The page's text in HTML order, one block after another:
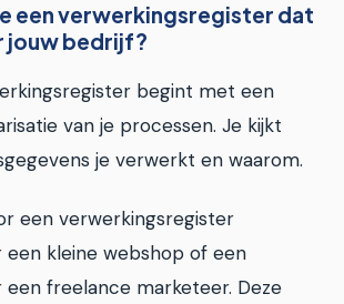
een verwerkingsregister dat
jouw bedrijf?
begint met een
van je processen. Je kijkt
je verwerkt en waarom.
een verwerkingsregister
kleine webshop of een
freelance marketeer. Deze